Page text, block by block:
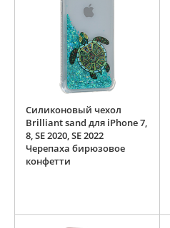
Силиконовый чехол
Brilliant sand для iPhone 7,
8, SE 2020, SE 2022
Черепаха бирюзовое
конфетти